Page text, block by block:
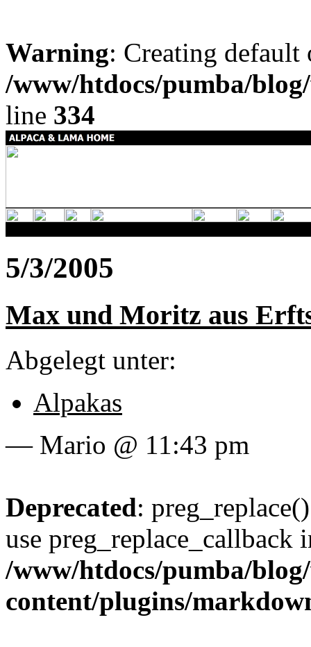
Warning: Creating
/www/htdocs/pumba/
line 334
5/3/2005
Max und Moritz aus
Abgelegt unter:
Alpakas
— Mario @ 11:43 pm
Deprecated:
use preg_replace_callback
/www/htdocs/pumba/
content/plugins/